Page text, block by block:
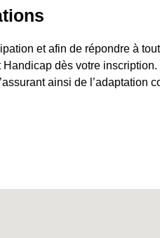
et afin de répondre à
dès votre
ainsi de l’adaptation